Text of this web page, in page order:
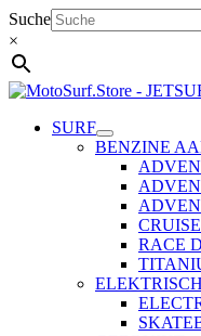
Ga
naar
de
inhoud
Suche
×
SURF
BENZINE
RACE